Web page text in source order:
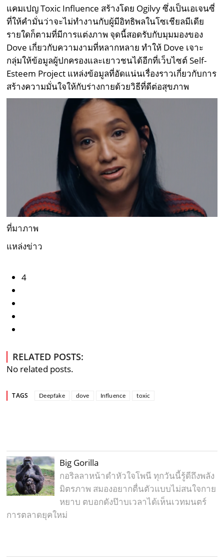
แคมเปญ Toxic Influence สร้างโดย Ogilvy ซึ่งเป็นเอเจนซี่
ที่ให้คำมั่นว่าจะไม่ทำงานกับผู้มีอิทธิพลในโซเชียลมีเดีย
รายใดก็ตามที่มีการแต่งภาพ จุดนี้สอดรับกับมุมมองของ
Dove เกี่ยวกับความงามที่หลากหลาย ทำให้ Dove เจาะ
กลุ่มให้ข้อมูลผู้ปกครองและเยาวชนได้อีกที่เว็บไซต์ Self-
Esteem Project แหล่งข้อมูลที่อัดแน่นเรื่องราวเกี่ยวกับการ
สร้างความมั่นใจให้กับร่างกายด้วยวิธีที่ดีต่อสุขภาพ
ที่มาภาพ
แหล่งข่าว
4
RELATED POSTS:
No related posts.
TAGS Deepfake dove Influence toxic
Big Gorilla
กอริลลาหน้าดำหัวใจโพนี ทุกวันนี้รู้ดีถึงพลัง
มิตรภาพ สมองอยากตื่นตัวแบบไม่สนใจกาย
หยาบ ตบอกดังป๊าบเวลาได้เห็นเวทมนตร์
การตลาดยุคใหม่